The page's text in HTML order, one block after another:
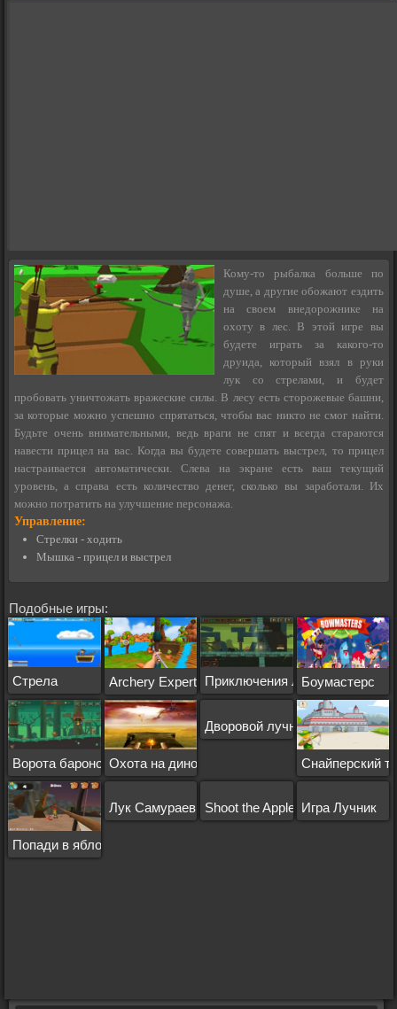
Кому-то рыбалка больше по
душе, а другие обожают ездить
на своем внедорожнике на
охоту в лес. В этой игре вы
будете играть за какого-то
друида, который взял в руки
лук со стрелами, и будет
пробовать уничтожать вражеские силы. В лесу есть сторожевые башни,
за которые можно успешно спрятаться, чтобы вас никто не смог найти.
Будьте очень внимательными, ведь враги не спят и всегда стараются
навести прицел на вас. Когда вы будете совершать выстрел, то прицел
настраивается автоматически. Слева на экране есть ваш текущий
уровень, а справа есть количество денег, сколько вы заработали. Их
можно потратить на улучшение персонажа.
Управление:
Стрелки - ходить
Мышка - прицел и выстрел
Подобные игры:
Стрела Archery Expert Small IslandПриключения лучника
Боумастерс
Ворота баронов 2Охота на динозавров
Дворовой лучник
Снайперский
Попади в яблочко
Лук Самураев Shoot the Apple Игра Лучник